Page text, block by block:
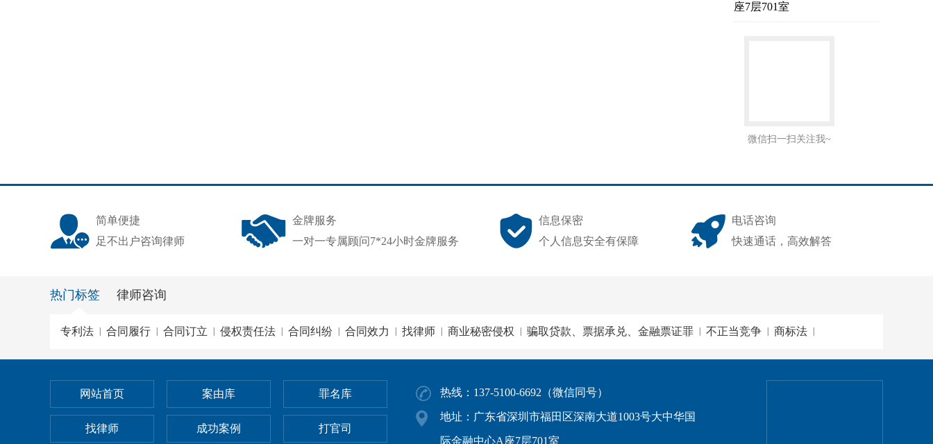
座7层701室
微信扫一扫关注我~
简单便捷
足不出户咨询律师
金牌服务
一对一专属顾问7*24小时金牌服务
信息保密
个人信息安全有保障
电话咨询
快速通话，高效解答
热门标签 律师咨询
专利法 | 合同履行 | 合同订立 | 侵权责任法 | 合同纠纷 | 合同效力 | 找律师 | 商业秘密侵权 | 骗取贷款、票据承兑、金融票证罪 | 不正当竞争 | 商标法 |
网站首页 案由库 罪名库
找律师 成功案例 打官司
热线：137-5100-6692（微信同号）
地址：广东省深圳市福田区深南大道1003号大中华国
际金融中心A座7层701室